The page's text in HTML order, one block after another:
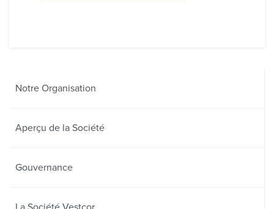
Notre Organisation
Aperçu de la Société
Gouvernance